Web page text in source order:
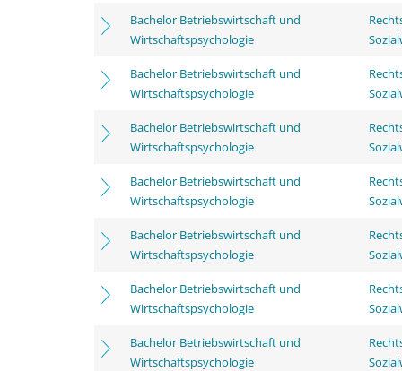
Bachelor Betriebswirtschaft und
Wirtschaftspsychologie
Bachelor Betriebswirtschaft und
Wirtschaftspsychologie
Bachelor Betriebswirtschaft und
Wirtschaftspsychologie
Bachelor Betriebswirtschaft und
Wirtschaftspsychologie
Bachelor Betriebswirtschaft und
Wirtschaftspsychologie
Bachelor Betriebswirtschaft und
Wirtschaftspsychologie
Bachelor Betriebswirtschaft und
Wirtschaftspsychologie